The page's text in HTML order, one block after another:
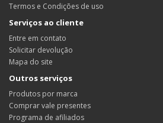
Termos e Condições de uso
Serviços ao cliente
Entre em contato
Solicitar devolução
Mapa do site
Outros serviços
Produtos por marca
Comprar vale presentes
Programa de afiliados